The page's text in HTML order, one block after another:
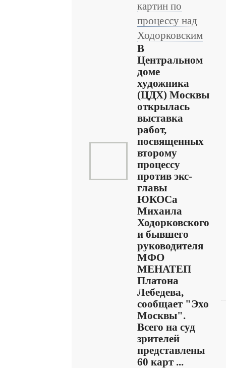
картин по
процессу над
Ходорковским
В
Центральном
доме
художника
(ЦДХ) Москвы
открылась
выставка
работ,
посвященных
второму
процессу
против экс-
главы
ЮКОСа
Михаила
Ходорковского
и бывшего
руководителя
МФО
МЕНАТЕП
Платона
Лебедева,
сообщает "Эхо
Москвы".
Всего на суд
зрителей
представлены
60 карт ...